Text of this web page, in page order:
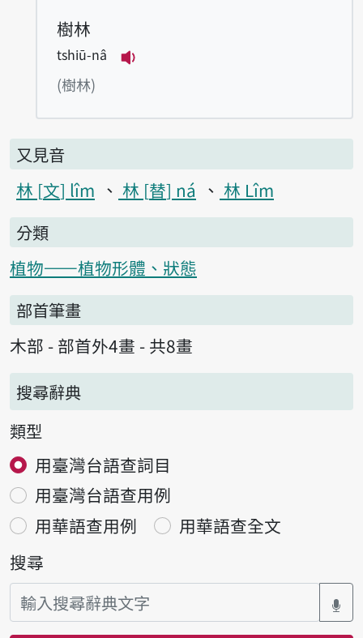
樹林
tshiū-nâ
(樹林)
又見音
林 文 lîm 林 替 ná
林 Lîm
分類
植物——植物形體、狀態
部首筆畫
木部 - 部首外4畫 - 共8畫
搜尋辭典
類型
用臺灣台語查詞目
用臺灣台語查用例
用華語查用例
用華語查全文
搜尋